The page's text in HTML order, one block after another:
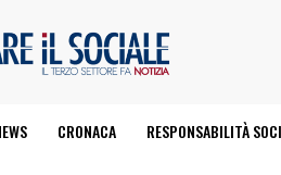
CRONACA RESPONSABILITÀ